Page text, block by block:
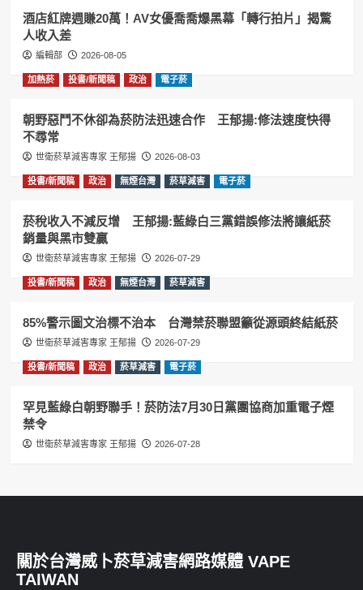
酒店紅牌週賺20萬！AV女優喬喬爆黑幕「轉行拍片」揭驚
人收入差
編輯部 2026-08-05
加熱菸 投書/新聞稿 政治 電子菸
朝野惡鬥不休卻為菸防法迅速合作 王郁揚:修法速度快得
不尋常
世衛菸草減害專家 王郁揚 2026-08-03
投書/新聞稿 政治 無煙台灣 菸草減害 電子菸
菸稅收入不減反增 王郁揚:藍綠白三黨錯誤修法將讓紙菸
銷量與黑市雙贏
世衛菸草減害專家 王郁揚 2026-07-29
投書/新聞稿 政治 無煙台灣 菸草減害
85%警示圖文治標不治本 台灣禁菸聯盟籲從源頭終結紙菸
世衛菸草減害專家 王郁揚 2026-07-29
投書/新聞稿 政治 菸草減害 電子菸
罕見藍綠白朝野聯手！菸防法7月30日黨團協商加重電子煙
禁令
世衛菸草減害專家 王郁揚 2026-07-28
關於台灣威卜菸草減害網路媒體 VAPE
TAIWAN